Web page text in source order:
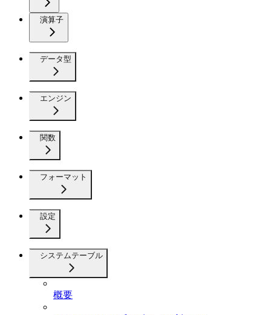
演算子
データ型
エンジン
関数
フォーマット
設定
システムテーブル
概要